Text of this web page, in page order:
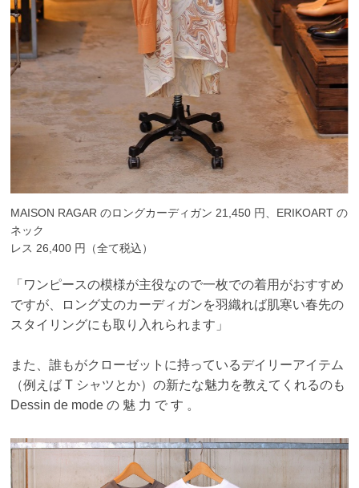
MAISON RAGAR のロングカーディガン 21,450 円、ERIKOART の
ネック
レス 26,400 円（全て税込）
「ワンピースの模様が主役なので一枚での着用がおすすめ
ですが、ロング丈のカーディガンを羽織れば肌寒い春先の
スタイリングにも取り入れられます」
また、誰もがクローゼットに持っているデイリーアイテム
（例えば T シャツとか）の新たな魅力を教えてくれるのも
Dessin de mode の 魅 力 で す 。